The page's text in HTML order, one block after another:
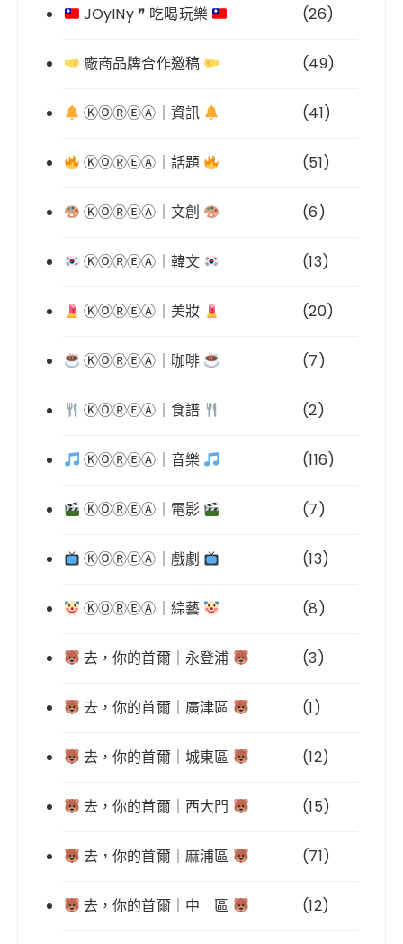
JOyINy ❞ 吃喝玩樂 (26)
廠商品牌合作邀稿 (49)
ⓀⓄⓇⒺⒶ｜資訊 (41)
ⓀⓄⓇⒺⒶ｜話題 (51)
ⓀⓄⓇⒺⒶ｜文創 (6)
ⓀⓄⓇⒺⒶ｜韓文 (13)
ⓀⓄⓇⒺⒶ｜美妝 (20)
ⓀⓄⓇⒺⒶ｜咖啡 (7)
ⓀⓄⓇⒺⒶ｜食譜 (2)
ⓀⓄⓇⒺⒶ｜音樂 (116)
ⓀⓄⓇⒺⒶ｜電影 (7)
ⓀⓄⓇⒺⒶ｜戲劇 (13)
ⓀⓄⓇⒺⒶ｜綜藝 (8)
去，你的首爾｜永登浦 (3)
去，你的首爾｜廣津區 (1)
去，你的首爾｜城東區 (12)
去，你的首爾｜西大門 (15)
去，你的首爾｜麻浦區 (71)
去，你的首爾｜中 區 (12)